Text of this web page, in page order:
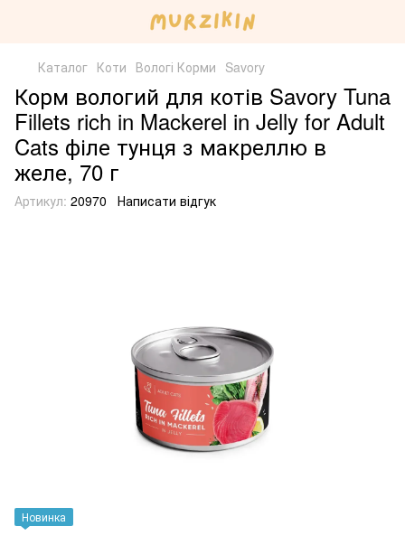
Каталог Коти Вологі Корми Savory
Корм вологий для котів Savory Tuna
Fillets rich in Mackerel in Jelly for Adult
Cats філе тунця з макреллю в
желе, 70 г
Артикул: 20970 Написати відгук
Новинка